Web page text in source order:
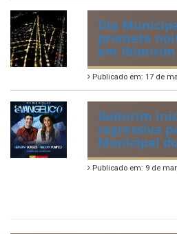
Dia
promete
em Ibimirim
Publicado em: 17 de
Ibimirim
regressiva
Municipal
Publicado em: 9 de